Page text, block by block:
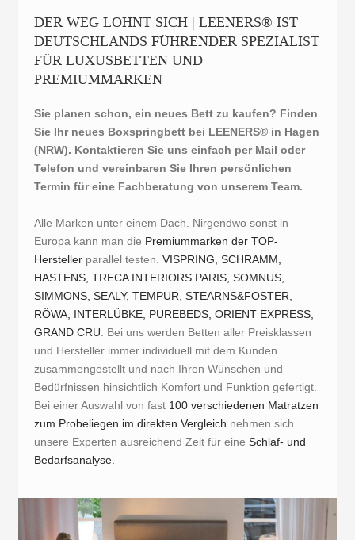
DER WEG LOHNT SICH | LEENERS® IST
DEUTSCHLANDS FÜHRENDER SPEZIALIST
FÜR LUXUSBETTEN UND
PREMIUMMARKEN
Sie planen schon, ein neues Bett zu kaufen? Finden
Sie Ihr neues Boxspringbett bei LEENERS® in Hagen
(NRW). Kontaktieren Sie uns einfach per Mail oder
Telefon und vereinbaren Sie Ihren persönlichen
Termin für eine Fachberatung von unserem Team.
Alle Marken unter einem Dach. Nirgendwo sonst in
Europa kann man die Premiummarken der TOP-
Hersteller parallel testen.VISPRING, SCHRAMM,
HASTENS, TRECA INTERIORS PARIS, SOMNUS,
SIMMONS, SEALY, TEMPUR, STEARNS&FOSTER,
RÖWA, INTERLÜBKE, PUREBEDS, ORIENT EXPRESS,
GRAND CRU. Bei uns werden Betten aller Preisklassen
und Hersteller immer individuell mit dem Kunden
zusammengestellt und nach Ihren Wünschen und
Bedürfnissen hinsichtlich Komfort und Funktion gefertigt.
Bei einer Auswahl von fast 100 verschiedenen Matratzen
zum Probeliegen im direkten Vergleich nehmen sich
unsere Experten ausreichend Zeit für eineSchlaf- und
Bedarfsanalyse.